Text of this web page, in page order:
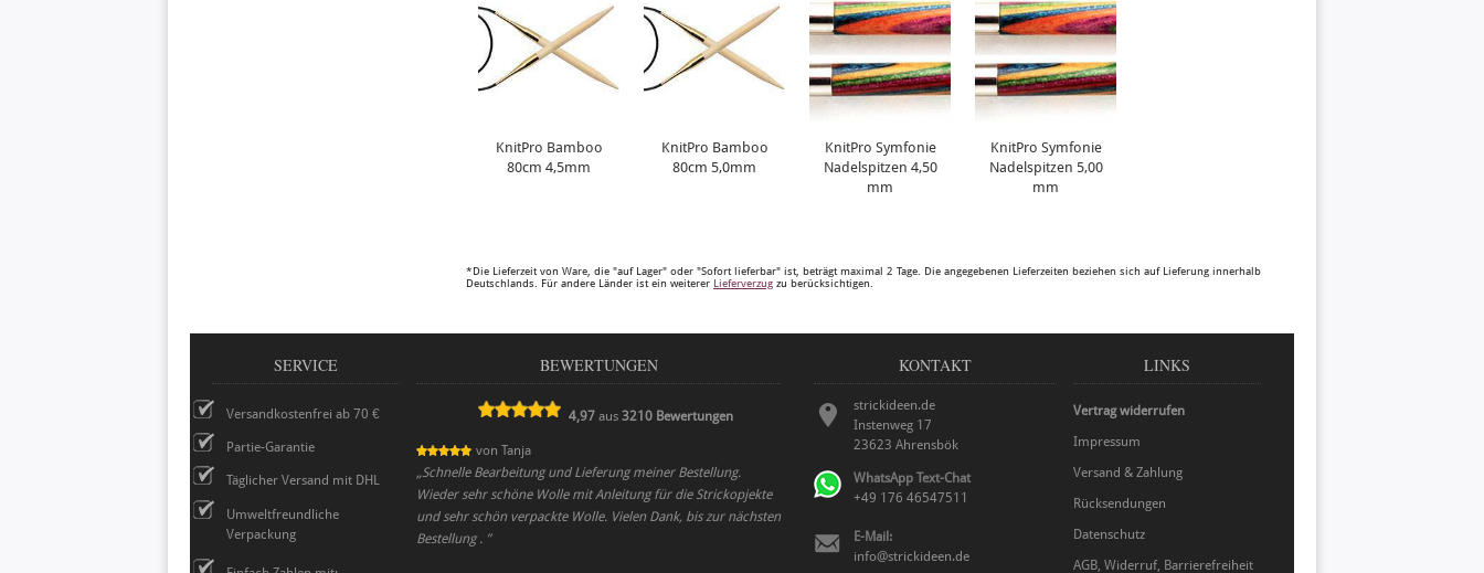
KnitPro Bamboo
80cm 4,5mm
KnitPro Bamboo
80cm 5,0mm
KnitPro Symfonie
Nadelspitzen 4,50
mm
KnitPro Symfonie
Nadelspitzen 5,00
mm
*Die Lieferzeit von Ware, die "auf Lager" oder "Sofort lieferbar" ist, beträgt maximal 2 Tage. Die angegebenen Lieferzeiten beziehen sich auf Lieferung innerhalb
Deutschlands. Für andere Länder ist ein weiterer Lieferverzug zu berücksichtigen.
SERVICE
Versandkostenfrei ab 70 €
Partie-Garantie
Täglicher Versand mit DHL
Umweltfreundliche
Verpackung
BEWERTUNGEN
4,97 aus3210 Bewertungen
von Tanja
„Schnelle Bearbeitung und Lieferung meiner Bestellung.
Wieder sehr schöne Wolle mit Anleitung für die Strickopjekte
und sehr schön verpackte Wolle. Vielen Dank, bis zur nächsten
Bestellung . ”
KONTAKT
strickideen.de
Instenweg 17
23623 Ahrensbök
WhatsApp Text-Chat
+49 176 46547511
E-Mail:
info@strickideen.de
LINKS
Vertrag widerrufen
Impressum
Versand & Zahlung
Rücksendungen
Datenschutz
AGB, Widerruf, Barrierefreiheit